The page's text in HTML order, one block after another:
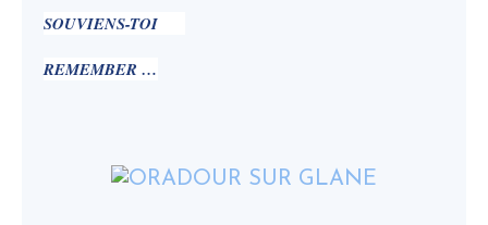
SOUVIENS-TOI
REMEMBER …